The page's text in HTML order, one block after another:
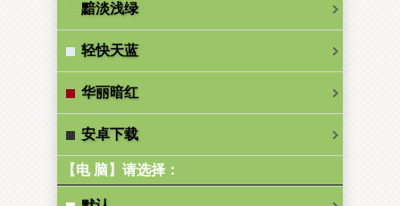
黯淡浅绿
轻快天蓝
华丽暗红
安卓下载
【电 脑】请选择：